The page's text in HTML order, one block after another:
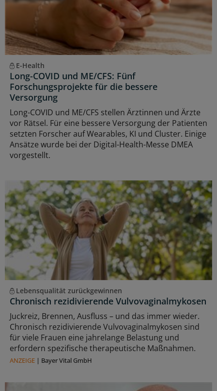
E-Health
Long-COVID und ME/CFS: Fünf
Forschungsprojekte für die bessere
Versorgung
Long-COVID und ME/CFS stellen Ärztinnen und Ärzte
vor Rätsel. Für eine bessere Versorgung der Patienten
setzten Forscher auf Wearables, KI und Cluster. Einige
Ansätze wurde bei der Digital-Health-Messe DMEA
vorgestellt.
Lebensqualität zurückgewinnen
Chronisch rezidivierende Vulvovaginalmykosen
Juckreiz, Brennen, Ausfluss – und das immer wieder.
Chronisch rezidivierende Vulvovaginalmykosen sind
für viele Frauen eine jahrelange Belastung und
erfordern spezifische therapeutische Maßnahmen.
ANZEIGE | Bayer Vital GmbH